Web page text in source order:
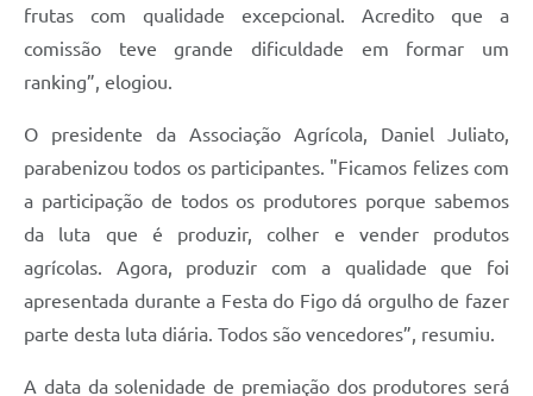
frutas com qualidade excepcional. Acredito que a
comissão teve grande dificuldade em formar um
ranking”, elogiou.
O presidente da Associação Agrícola, Daniel Juliato,
parabenizou todos os participantes. "Ficamos felizes com
a participação de todos os produtores porque sabemos
da luta que é produzir, colher e vender produtos
agrícolas. Agora, produzir com a qualidade que foi
apresentada durante a Festa do Figo dá orgulho de fazer
parte desta luta diária. Todos são vencedores”, resumiu.
A data da solenidade de premiação dos produtores será